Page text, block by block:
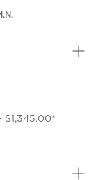
$1,345.00*